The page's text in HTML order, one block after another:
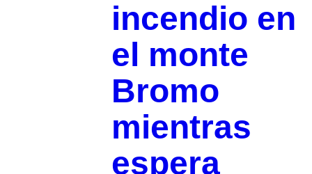
incendio en
el monte
Bromo
mientras
espera